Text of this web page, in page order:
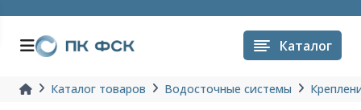
Каталог
Каталог товаров Водосточные системы